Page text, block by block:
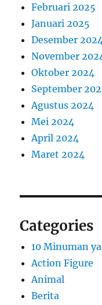
Februari 2025
Januari 2025
Desember 2024
November
Oktober 2024
September
Agustus 2024
Mei 2024
April 2024
Maret 2024
Categories
10 Minuman
Action Figure
Animal
Berita